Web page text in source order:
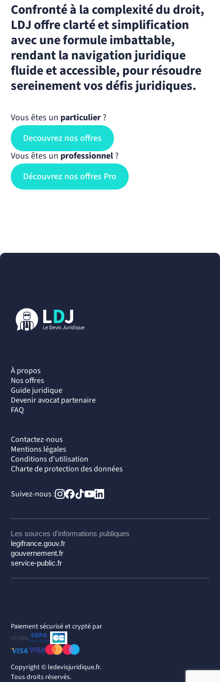
Confronté à la complexité du droit,
LDJ offre clarté et simplification
avec une formule imbattable,
rendant la navigation juridique
fluide et accessible, pour résoudre
sereinement vos défis juridiques.
Vous êtes un particulier ?
Decouvrez nos offres
Vous êtes un professionnel ?
Découvrez nos offres Pro
À propos
Nos offres
Guide juridique
Devenir avocat partenaire
FAQ
Contactez-nous
Mentions légales
Conditions d'utilisation
Charte de protection des données
Suivez-nous :
Les sources d'informations publiques
legifrance.gouv.fr
gouvernement.fr
service-public.fr
Paiement sécurisé et crypté par
Copyright © ledevisjuridique.fr.
Tous droits réservés.